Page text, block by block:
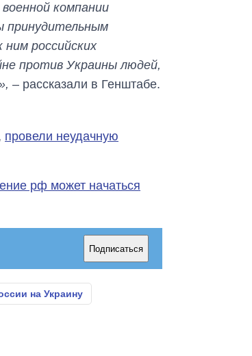
компании
принудительным
российских
против Украины людей,
– рассказали в Генштабе.
провели неудачную
рф может начаться
Подписаться
на Украину